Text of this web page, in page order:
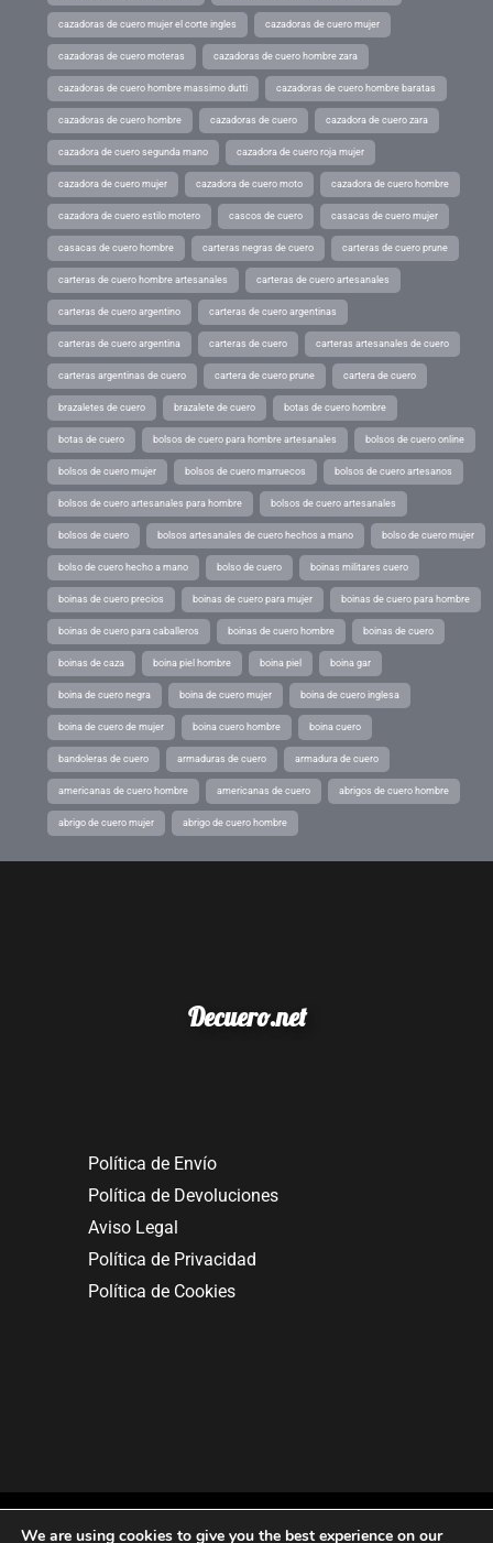
cazadoras de cuero mujer el corte ingles cazadoras de cuero mujer
cazadoras de cuero moteras cazadoras de cuero hombre zara
cazadoras de cuero hombre massimo dutti cazadoras de cuero hombre baratas
cazadoras de cuero hombre cazadoras de cuero cazadora de cuero zara
cazadora de cuero segunda mano cazadora de cuero roja mujer
cazadora de cuero mujer cazadora de cuero moto cazadora de cuero hombre
cazadora de cuero estilo motero cascos de cuero casacas de cuero mujer
casacas de cuero hombre carteras negras de cuero carteras de cuero prune
carteras de cuero hombre artesanales carteras de cuero artesanales
carteras de cuero argentino carteras de cuero argentinas
carteras de cuero argentina carteras de cuero carteras artesanales de cuero
carteras argentinas de cuero cartera de cuero prune cartera de cuero
brazaletes de cuero brazalete de cuero botas de cuero hombre
botas de cuero bolsos de cuero para hombre artesanales bolsos de cuero online
bolsos de cuero mujer bolsos de cuero marruecos bolsos de cuero artesanos
bolsos de cuero artesanales para hombre bolsos de cuero artesanales
bolsos de cuero bolsos artesanales de cuero hechos a mano bolso de cuero mujer
bolso de cuero hecho a mano bolso de cuero boinas militares cuero
boinas de cuero precios boinas de cuero para mujer boinas de cuero para hombre
boinas de cuero para caballeros boinas de cuero hombre boinas de cuero
boinas de caza boina piel hombre boina piel boina gar
boina de cuero negra boina de cuero mujer boina de cuero inglesa
boina de cuero de mujer boina cuero hombre boina cuero
bandoleras de cuero armaduras de cuero armadura de cuero
americanas de cuero hombre americanas de cuero abrigos de cuero hombre
abrigo de cuero mujer abrigo de cuero hombre
Decuero.net
Política de Envío
Política de Devoluciones
Aviso Legal
Política de Privacidad
Política de Cookies
We are using cookies to give you the best experience on our